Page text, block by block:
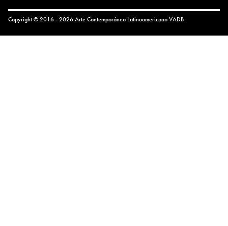
Copyright © 2016 - 2026 Arte Contemporáneo LatinoamericanoVADB